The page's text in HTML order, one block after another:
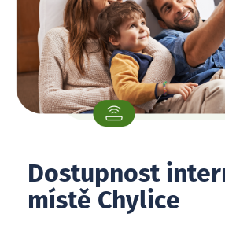
Dostupnost
místě Chylice